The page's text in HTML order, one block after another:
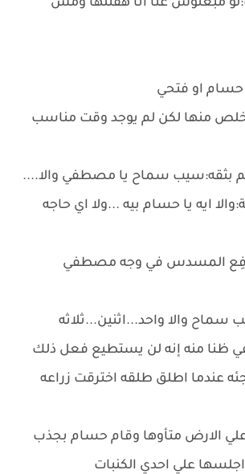
مبعتوش عنا انا هقتلها ومش
او فتحي
منها لكن لم يوجد وقت مناسب
بثقه:سيب سماح يا مصطفي والا....
ايه يا حسام بيه ...ولا اي حاجه
رُفِع المسدس في وجه مصطفي
والا واحد...اثنين...ثلاثه
ظنا منه إنه لن يستطيع فعل ذلك
عندما اطلق طلقه اخترقت زراعه
الارض متأوها وقام حسام بجذب
علي احدي الكنبات